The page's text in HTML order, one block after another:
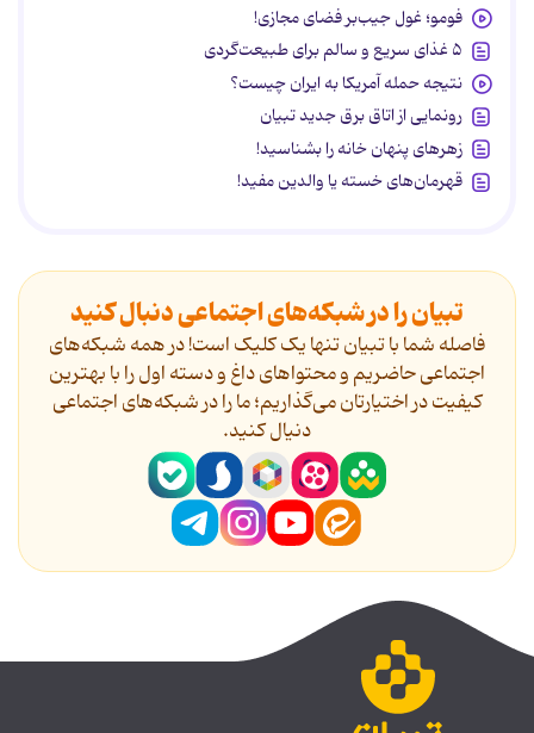
فومو؛ غول جیب‌بر فضای مجازی!
۵ غذای سریع و سالم برای طبیعت‌گردی
نتیجه حمله آمریکا به ایران چیست؟
رونمایی از اتاق برق جدید تبیان
زهرهای پنهان خانه را بشناسید!
قهرمان‌های خسته یا والدین مفید!
تبیان را در شبکه‌های اجتماعی دنبال کنید
فاصله شما با تبیان تنها یک کلیک است! در همه شبکه‌های
اجتماعی حاضریم و محتواهای داغ و دسته اول را با بهترین
کیفیت در اختیارتان می‌گذاریم؛ ما را در شبکه‌های اجتماعی
دنیال کنید.